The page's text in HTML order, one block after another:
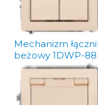
Mechanizm
beżowy 1DWP-